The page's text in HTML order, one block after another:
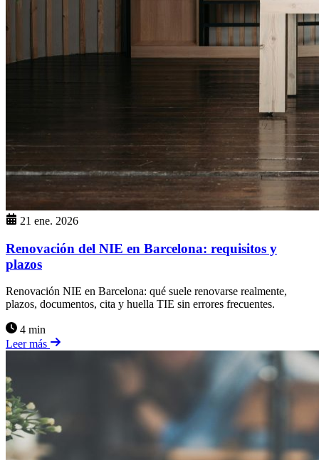
21 ene. 2026
Renovación del NIE en Barcelona: requisitos y
plazos
Renovación NIE en Barcelona: qué suele renovarse realmente,
plazos, documentos, cita y huella TIE sin errores frecuentes.
4 min
Leer más